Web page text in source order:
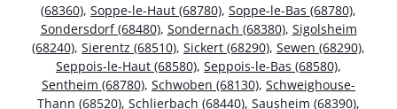
(68360), Soppe-le-Haut (68780), Soppe-le-Bas (68780),
Sondersdorf (68480), Sondernach (68380), Sigolsheim
(68240), Sierentz (68510), Sickert (68290), Sewen (68290),
Seppois-le-Haut (68580), Seppois-le-Bas (68580),
Sentheim (68780), Schwoben (68130), Schweighouse-
Thann (68520), Schlierbach (68440), Sausheim (68390),